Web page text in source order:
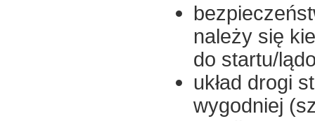
należy się
do startu/
układ drogi
wygodniej